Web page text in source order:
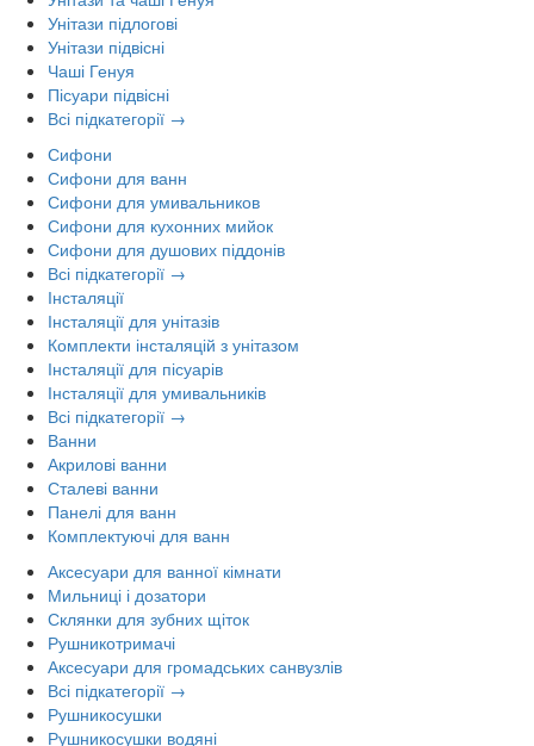
Унітази підлогові
Унітази підвісні
Чаші Генуя
Пісуари підвісні
Всі підкатегорії →
Сифони
Сифони для ванн
Сифони для умивальников
Сифони для кухонних мийок
Сифони для душових піддонів
Всі підкатегорії →
Інсталяції
Інсталяції для унітазів
Комплекти інсталяцій з унітазом
Інсталяції для пісуарів
Інсталяції для умивальників
Всі підкатегорії →
Ванни
Акрилові ванни
Сталеві ванни
Панелі для ванн
Комплектуючі для ванн
Аксесуари для ванної кімнати
Мильниці і дозатори
Склянки для зубних щіток
Рушникотримачі
Аксесуари для громадських санвузлів
Всі підкатегорії →
Рушникосушки
Рушникосушки водяні